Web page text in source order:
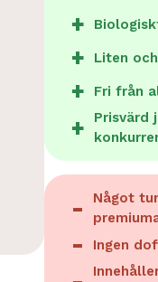
Liten
Fri från
Prisvärd
Något
Ingen